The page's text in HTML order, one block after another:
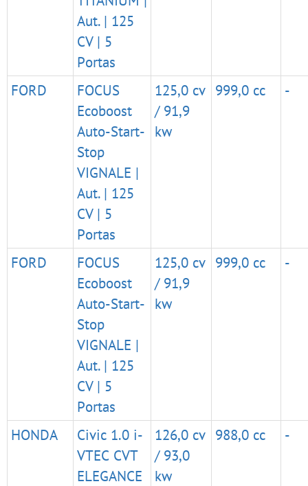
Aut. | 125
CV | 5
Portas
FORD
FOCUS
Ecoboost
Auto-Start-
Stop
VIGNALE |
Aut. | 125
CV | 5
Portas
125,0 cv
/ 91,9
kw
999,0 cc -
FORD
FOCUS
Ecoboost
Auto-Start-
Stop
VIGNALE |
Aut. | 125
CV | 5
Portas
125,0 cv
/ 91,9
kw
999,0 cc -
HONDA
Civic 1.0 i-
VTEC CVT
ELEGANCE
126,0 cv
/ 93,0
kw
988,0 cc -